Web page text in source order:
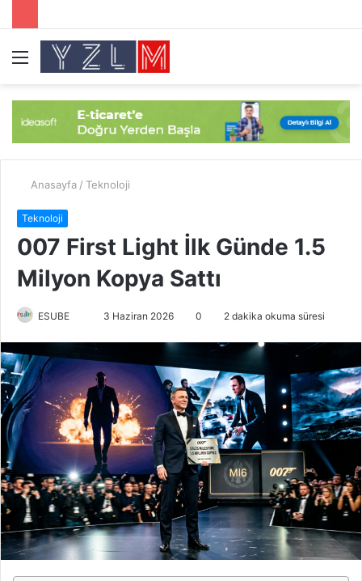
Menü
Anasayfa / Teknoloji
Teknoloji
007 First Light İlk Günde 1.5
Milyon Kopya Sattı
ESUBE
e
-
p
o
s
t
a
g
ö
3 Haziran 2026 0 2 dakika okuma süresi